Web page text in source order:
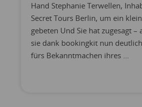
Hand Stephanie Terwellen,
Secret Tours Berlin, um ein
gebeten Und Sie hat zugesagt –
sie dank bookingkit nun
fürs Bekanntmachen ihres ...